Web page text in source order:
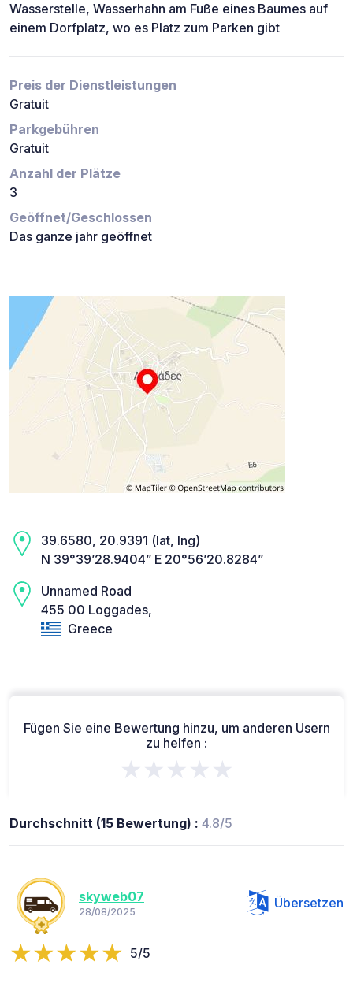
Wasserstelle, Wasserhahn am Fuße eines Baumes auf
einem Dorfplatz, wo es Platz zum Parken gibt
Preis der Dienstleistungen
Gratuit
Parkgebühren
Gratuit
Anzahl der Plätze
3
Geöffnet/Geschlossen
Das ganze jahr geöffnet
39.6580, 20.9391 (lat, lng)
N 39°39’28.9404” E 20°56’20.8284”
Unnamed Road
455 00 Loggades,
Greece
Fügen Sie eine Bewertung hinzu, um anderen Usern
zu helfen :
★★★★★
Durchschnitt (15 Bewertung) : 4.8/5
skyweb07
28/08/2025
Übersetzen
5/5